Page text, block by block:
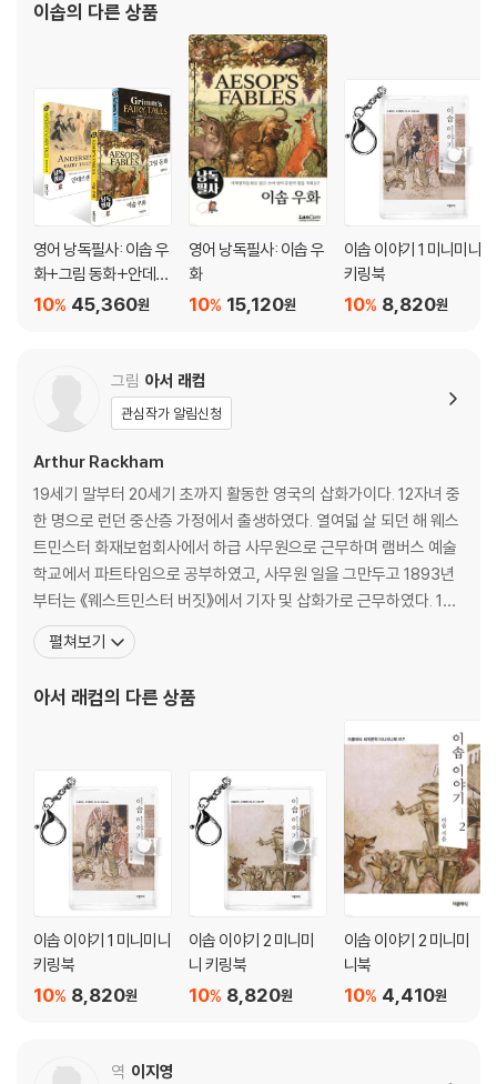
의 무리와 여우 /
56. 개와 가죽 / 57. 토끼와 족제비와 고양이 / 58. 곰과 벌 떼 / 59. 왜가
61. 수탉과 여우 / 62. 늑대와 염소 / 63. 당나귀와 베짱이들 / 64. 여우와
염소 /
65. 고양이와 수탉과 어린 생쥐 / 66. 늑대와 양치기 / 67. 공작과 두루미
/ 68. 농부와 두루미 떼 /
69. 여물통 속의 개 / 70. 농부와 아들들 / 71. 두 그릇 / 72. 황금 알을 낳
는 거위 /
73. 싸움소들과 개구리 / 74. 생쥐와 족제비 / 75. 농부와 뱀 / 76. 병든 수
사슴 /
77. 염소치기와 들염소들 / 78. 방탕아와 제비 / 79. 개와 굴 / 80. 수소 세
와 쥐 / 85. 여우와 게 /
86. 독사와 독수리 / 87. 늑대의 그림자 / 88. 양의 거죽을 뒤집어쓴 늑대
/ 89. 황소와 염소 /
90. 독수리와 딱정벌레 / 91. 늙은 사자와 여우 / 92. 사람과 사자 / 93. 당
나귀와 강아지 /
94. 우유 짜는 아가씨의 들통 / 95. 한쪽 눈이 먼 수사슴 / 96. 구두쇠 / 9
7. 늑대와 개 /
98. 여우와 고슴도치 / 99. 박쥐와 족제비들 / 100. 돌팔이 두꺼비 / 101.
꼬리 잘린 여우 /
102. 장난치는 개 / 103. 장미와 나비 / 104. 고양이와 여우 / 105. 쐐기풀
에 쏘인 소년 /
곰 /
110. 고슴도치와 뱀들 / 111. 여우와 원숭이 / 112. 엄마와 늑대 / 113. 파리
114. 여우와 까마귀 / 115. 독수리와 솔개 / 116. 전나무와 나무딸기 / 117.
돌림병에 걸린 동물들 /
118. 사자를 만난 양치기 / 119. 토끼와 거북이 / 120. 방앗간 주인과 아들
과 당나귀 /
121. 꿀벌과 말벌과 호박벌 / 122. 종달새 가족 / 123. 고양이와 늙은 쥐 / 1
24. 당나귀의 그림자 /
125. 개미와 비둘기 / 126. 사람과 사티로스 / 127. 늑대와 아기 염소와 엄
마 염소 /
128. 제비와 까마귀 / 129. 제우스와 원숭이 / 130. 사자의 몫 / 131. 사자
다. 또한 2세기경 그리스에서 저술된 것으로
이솝의 다른 상품
영어 낭독필사: 이솝 우
화+그림 동화+안데르
센 동화 세트
45,360원
10%
영어 낭독필사: 이솝 우
화
15,120원
10%
이솝 이야기 1 미니미니
키링북
8,820원
10%
그림 아서 래컴
관심작가 알림신청
Arthur Rackham
19세기 말부터 20세기 초까지 활동한 영국의 삽화가이다. 12자녀 중
한 명으로 런던 중산층 가정에서 출생하였다. 열여덟 살 되던 해 웨스
트민스터 화재보험회사에서 하급 사무원으로 근무하며 램버스 예술
학교에서 파트타임으로 공부하였고, 사무원 일을 그만두고 1893년
부터는 《웨스트민스터 버짓》에서 기자 및 삽화가로 근무하였다. 190
3년 이디스 스타키와 결혼하였으며, 1908년 딸 바버라를 낳았다. 19
06년에는 밀라노 국제전시회에서 금메달을 수상하였으며, 1911년
는 파리의 루브르 박물관에 그의 작품들이 전시되었다
펼쳐보기
아서 래컴의 다른 상품
이솝 이야기 1 미니미니
키링북
8,820원
10%
이솝 이야기 2 미니미
니 키링북
8,820원
10%
이솝 이야기 2 미니미
니북
4,410원
10%
역 이지영